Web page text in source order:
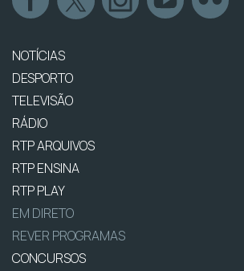
NOTÍCIAS
DESPORTO
TELEVISÃO
RÁDIO
RTP ARQUIVOS
RTP ENSINA
RTP PLAY
EM DIRETO
REVER PROGRAMAS
CONCURSOS